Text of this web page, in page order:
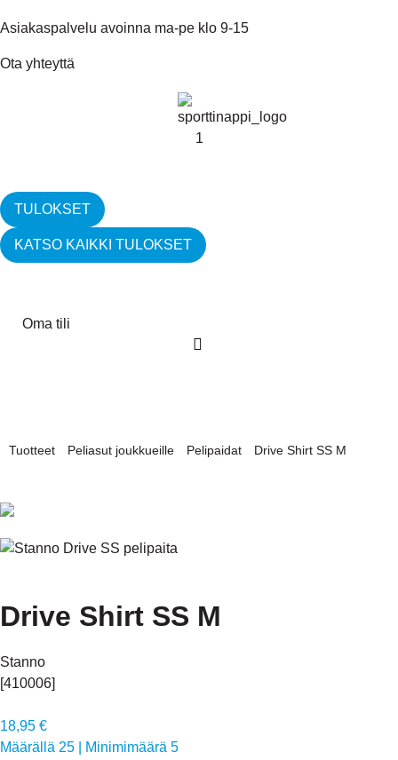
Asiakaspalvelu avoinna ma-pe klo 9-15
Ota yhteyttä
TULOKSET
KATSO KAIKKI TULOKSET
Oma tili
Tuotteet Peliasut joukkueille Pelipaidat Drive Shirt SS M
Drive Shirt SS M
Stanno
[410006]
18,95 €
Määrällä 25
Minimimäärä 5